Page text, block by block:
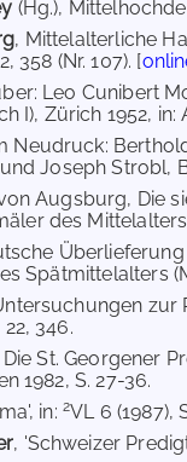
(Hg.),
, Mittelalterliche
358 (Nr. 107). [
Leo Cunibert
I), Zürich 1952, in:
Neudruck:
Joseph Strobl,
Augsburg, Die
des Mittelalters
Spätmittelalters
zur
346.
Die St. Georgener
1982, S. 27-36.
in: 2VL 6 (1987),
, 'Schweizer